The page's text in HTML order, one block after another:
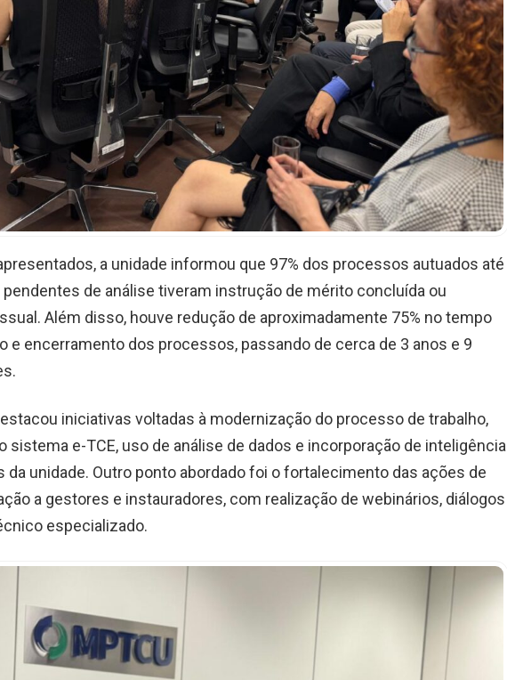
a unidade informou que 97% dos processos autuados até
de análise tiveram instrução de mérito concluída ou
Além disso, houve redução de aproximadamente 75% no tempo
e encerramento dos processos, passando de cerca de 3 anos e 9
iniciativas voltadas à modernização do processo de trabalho,
sistema e-TCE, uso de análise de dados e incorporação de inteligência
da unidade. Outro ponto abordado foi o fortalecimento das ações de
a gestores e instauradores, com realização de webinários, diálogos
especializado.